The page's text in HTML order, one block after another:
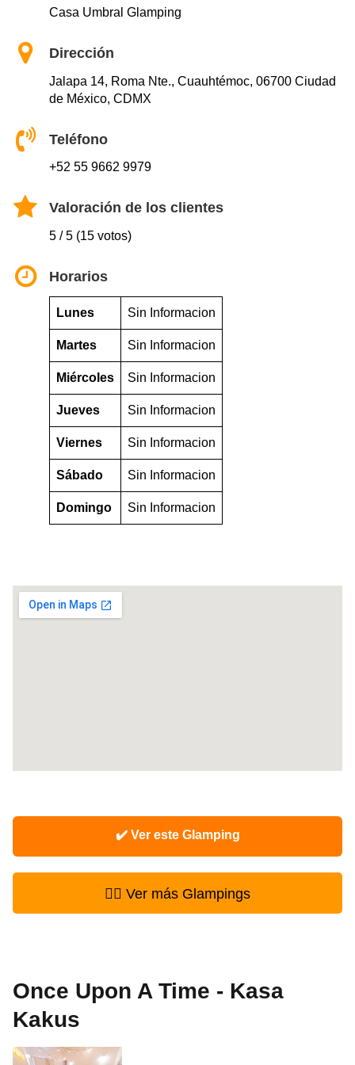
Casa Umbral Glamping
Dirección
Jalapa 14, Roma Nte., Cuauhtémoc, 06700 Ciudad
de México, CDMX
Teléfono
+52 55 9662 9979
Valoración de los clientes
5 / 5 (15 votos)
Horarios
Lunes Sin Informacion
Martes Sin Informacion
Miércoles Sin Informacion
Jueves Sin Informacion
Viernes Sin Informacion
Sábado Sin Informacion
Domingo Sin Informacion
✔️ Ver este Glamping
👉🏻 Ver más Glampings
Once Upon A Time - Kasa
Kakus